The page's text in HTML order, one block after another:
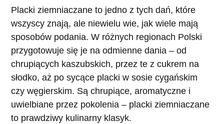
Placki ziemniaczane to jedno z tych dań, które
wszyscy znają, ale niewielu wie, jak wiele mają
sposobów podania. W różnych regionach Polski
przygotowuje się je na odmienne dania – od
chrupiących kaszubskich, przez te z cukrem na
słodko, aż po sycące placki w sosie cygańskim
czy węgierskim. Są chrupiące, aromatyczne i
uwielbiane przez pokolenia – placki ziemniaczane
to prawdziwy kulinarny klasyk.